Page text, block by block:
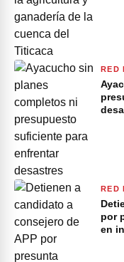
RED
RED
por
en